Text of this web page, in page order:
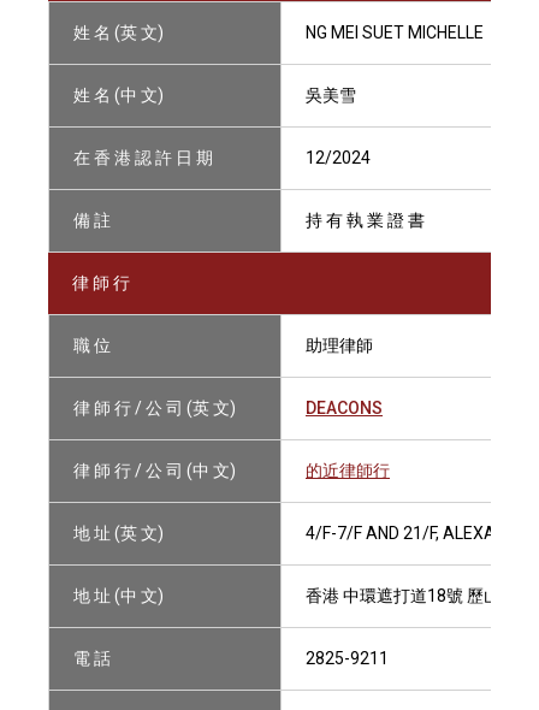
姓 名 (英 文) NG MEI SUET MICHELLE
姓 名 (中 文) 吳美雪
在 香 港 認 許 日 期 12/2024
備 註 持 有 執 業 證 書
律 師 行
職 位 助理律師
律 師 行 / 公 司 (英 文) DEACONS
律 師 行 / 公 司 (中 文) 的近律師行
地 址 (英 文) 4/F-7/F AND 21/F, ALEXANDRA
地 址 (中 文) 香港 中環遮打道18號 歷山大
電 話 2825-9211